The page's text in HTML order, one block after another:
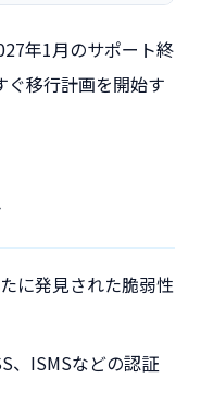
年1月のサポート終
ぐ移行計画を開始す
に発見された脆弱性
、ISMSなどの認証